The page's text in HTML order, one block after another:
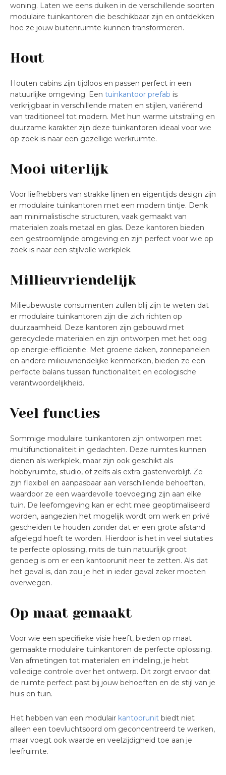
woning. Laten we eens duiken in de verschillende soorten
modulaire tuinkantoren die beschikbaar zijn en ontdekken
hoe ze jouw buitenruimte kunnen transformeren.
Hout
Houten cabins zijn tijdloos en passen perfect in een
natuurlijke omgeving. Een tuinkantoor prefab is
verkrijgbaar in verschillende maten en stijlen, variërend
van traditioneel tot modern. Met hun warme uitstraling en
duurzame karakter zijn deze tuinkantoren ideaal voor wie
op zoek is naar een gezellige werkruimte.
Mooi uiterlijk
Voor liefhebbers van strakke lijnen en eigentijds design zijn
er modulaire tuinkantoren met een modern tintje. Denk
aan minimalistische structuren, vaak gemaakt van
materialen zoals metaal en glas. Deze kantoren bieden
een gestroomlijnde omgeving en zijn perfect voor wie op
zoek is naar een stijlvolle werkplek.
Millieuvriendelijk
Milieubewuste consumenten zullen blij zijn te weten dat
er modulaire tuinkantoren zijn die zich richten op
duurzaamheid. Deze kantoren zijn gebouwd met
gerecyclede materialen en zijn ontworpen met het oog
op energie-efficiëntie. Met groene daken, zonnepanelen
en andere milieuvriendelijke kenmerken, bieden ze een
perfecte balans tussen functionaliteit en ecologische
verantwoordelijkheid.
Veel functies
Sommige modulaire tuinkantoren zijn ontworpen met
multifunctionaliteit in gedachten. Deze ruimtes kunnen
dienen als werkplek, maar zijn ook geschikt als
hobbyruimte, studio, of zelfs als extra gastenverblijf. Ze
zijn flexibel en aanpasbaar aan verschillende behoeften,
waardoor ze een waardevolle toevoeging zijn aan elke
tuin. De leefomgeving kan er echt mee geoptimaliseerd
worden, aangezien het mogelijk wordt om werk en privé
gescheiden te houden zonder dat er een grote afstand
afgelegd hoeft te worden. Hierdoor is het in veel siutaties
te perfecte oplossing, mits de tuin natuurlijk groot
genoeg is om er een kantoorunit neer te zetten. Als dat
het geval is, dan zou je het in ieder geval zeker moeten
overwegen.
Op maat gemaakt
Voor wie een specifieke visie heeft, bieden op maat
gemaakte modulaire tuinkantoren de perfecte oplossing.
Van afmetingen tot materialen en indeling, je hebt
volledige controle over het ontwerp. Dit zorgt ervoor dat
de ruimte perfect past bij jouw behoeften en de stijl van je
huis en tuin.
Het hebben van een modulair kantoorunit biedt niet
alleen een toevluchtsoord om geconcentreerd te werken,
maar voegt ook waarde en veelzijdigheid toe aan je
leefruimte.